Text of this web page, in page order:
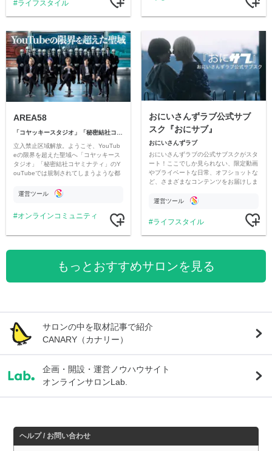
ライフスタイル
AREA58
「コヤッキースタジオ」「秘密結社コヤミナティ」
立入禁止区域解放。ようこそ、YouTub
eの限界を超えた聖域へ「コヤッキース
タジオ」「秘密結社コヤミナティ」のY
ouTubeでは規制されてしまうような都
公開。
運営ツール
オンラインコミュニティ
おにいさんずラブ公式サブ
スク『おにサブ』
おにいさんずラブ
おにいさんずラブの公式サブスクがスタ
ート！ここでしか見られない、限定動画
やプライベートな日常、オフショットな
ど、さまざまなコンテンツをお届けしま
運営ツール
ライフスタイル
もっとおすすめサロンを見る
サロンの中を取材記事で紹介
CANARY（カナリー）
企画・開設・運営ノウハウサイト
オンラインサロンLab.
ヘルプ / お問い合わせ